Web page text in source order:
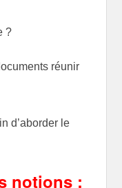
?
réunir
d’aborder le
notions :